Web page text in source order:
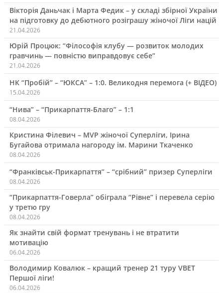
Вікторія Даньчак і Марта Федик – у складі збірної України
на підготовку до дебютного розіграшу жіночої Ліги націй
21.04.2026
Юрій Процюк: “Філософія клубу — розвиток молодих
гравчинь — повністю виправдовує себе”
21.04.2026
НК “Пробій” – “ЮКСА” – 1:0. Великодня перемога (+ ВІДЕО)
15.04.2026
“Нива” – “Прикарпаття-Благо” – 1:1
08.04.2026
Кристина Філевич – MVP жіночої Суперліги, Ірина
Бугайова отримала нагороду ім. Марини Ткаченко
08.04.2026
“Франківськ-Прикарпаття” – “срібний” призер Суперліги
08.04.2026
“Прикарпаття-Говерла” обіграла “Рівне” і перевела серію
у третю гру
08.04.2026
Як знайти свій формат тренувань і не втратити
мотивацію
06.04.2026
Володимир Ковалюк – кращий тренер 21 туру VBET
Першої ліги!
06.04.2026